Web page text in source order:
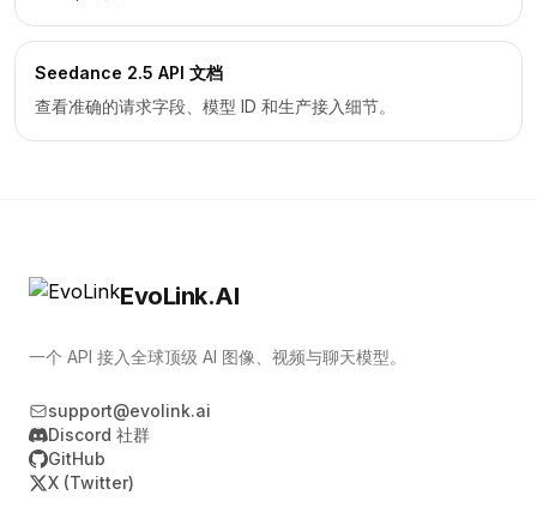
Seedance 2.5 API 文档
查看准确的请求字段、模型 ID 和生产接入细节。
EvoLink.AI
一个 API 接入全球顶级 AI 图像、视频与聊天模型。
support@evolink.ai
Discord 社群
GitHub
X (Twitter)